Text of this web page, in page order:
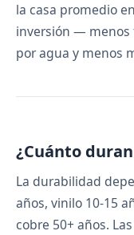
la casa promedio
inversión — menos
por agua y menos
¿Cuánto
La durabilidad
años, vinilo 10-15
cobre 50+ años.